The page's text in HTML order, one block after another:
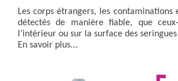
Les corps étrangers, les contaminations
détectés de manière fiable, que
l’intérieur ou sur la surface des
En savoir plus...